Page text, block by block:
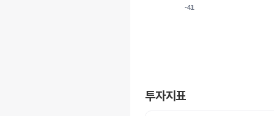
-41
-41
투자지표